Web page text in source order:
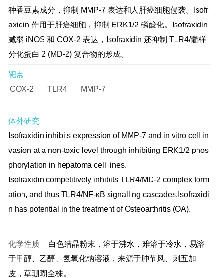
种香豆素成分，抑制 MMP-7 表达和人肝癌细胞侵袭。Isofr
axidin 作用于肝癌细胞，抑制 ERK1/2 磷酸化。Isofraxidin
减弱 iNOS 和 COX-2 表达，Isofraxidin 还抑制 TLR4/髓样
分化蛋白 2 (MD-2) 复合物的形成。
靶点
COX-2
TLR4 MMP-7
体外研究
Isofraxidin inhibits expression of MMP-7 and in vitro cell in
vasion at a non-toxic level through inhibiting ERK1/2 phos
phorylation in hepatoma cell lines.
Isofraxidin competitively inhibits TLR4/MD-2 complex form
ation, and thus TLR4/NF-κB signalling cascades.Isofraxidi
n has potential in the treatment of Osteoarthritis (OA).
化学性质
白色结晶粉末，溶于沸水，难溶于冷水，易溶
于甲醇、乙醇、氢氧化钠溶液，来源于肿节风、刺五加
皮，草珊瑚全株。